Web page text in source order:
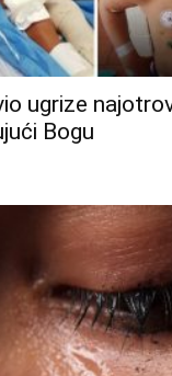
ugrize
Bogu